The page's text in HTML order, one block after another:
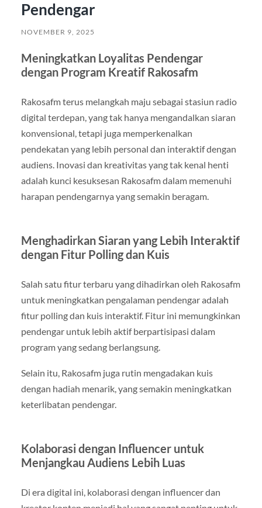
Pendengar
NOVEMBER 9, 2025
Meningkatkan Loyalitas Pendengar
dengan Program Kreatif Rakosafm
Rakosafm terus melangkah maju sebagai stasiun radio
digital terdepan, yang tak hanya mengandalkan siaran
konvensional, tetapi juga memperkenalkan
pendekatan yang lebih personal dan interaktif dengan
audiens. Inovasi dan kreativitas yang tak kenal henti
adalah kunci kesuksesan Rakosafm dalam memenuhi
harapan pendengarnya yang semakin beragam.
Menghadirkan Siaran yang Lebih Interaktif
dengan Fitur Polling dan Kuis
Salah satu fitur terbaru yang dihadirkan oleh Rakosafm
untuk meningkatkan pengalaman pendengar adalah
fitur polling dan kuis interaktif. Fitur ini memungkinkan
pendengar untuk lebih aktif berpartisipasi dalam
program yang sedang berlangsung.
Selain itu, Rakosafm juga rutin mengadakan kuis
dengan hadiah menarik, yang semakin meningkatkan
keterlibatan pendengar.
Kolaborasi dengan Influencer untuk
Menjangkau Audiens Lebih Luas
Di era digital ini, kolaborasi dengan influencer dan